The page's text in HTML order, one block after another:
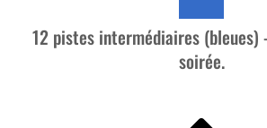
12 pistes intermédiaires (bleues)
soirée.